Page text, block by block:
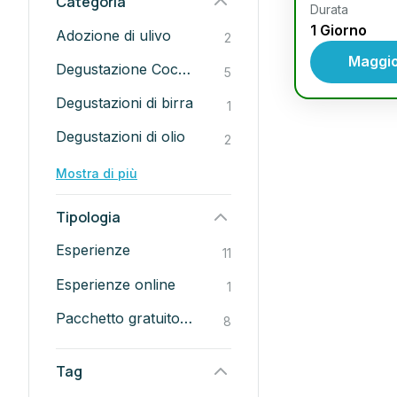
Adozione di ulivo 2
Degustazione Cocktail 5
Degustazioni di birra 1
Degustazioni di olio 2
Mostra di più
Tipologia
Esperienze 11
Esperienze online 1
Pacchetto gratuito giornaliero con attività multiple e trasporti inclusi 8
Tag
cocktail bar
musica
Durata
1 Giorno